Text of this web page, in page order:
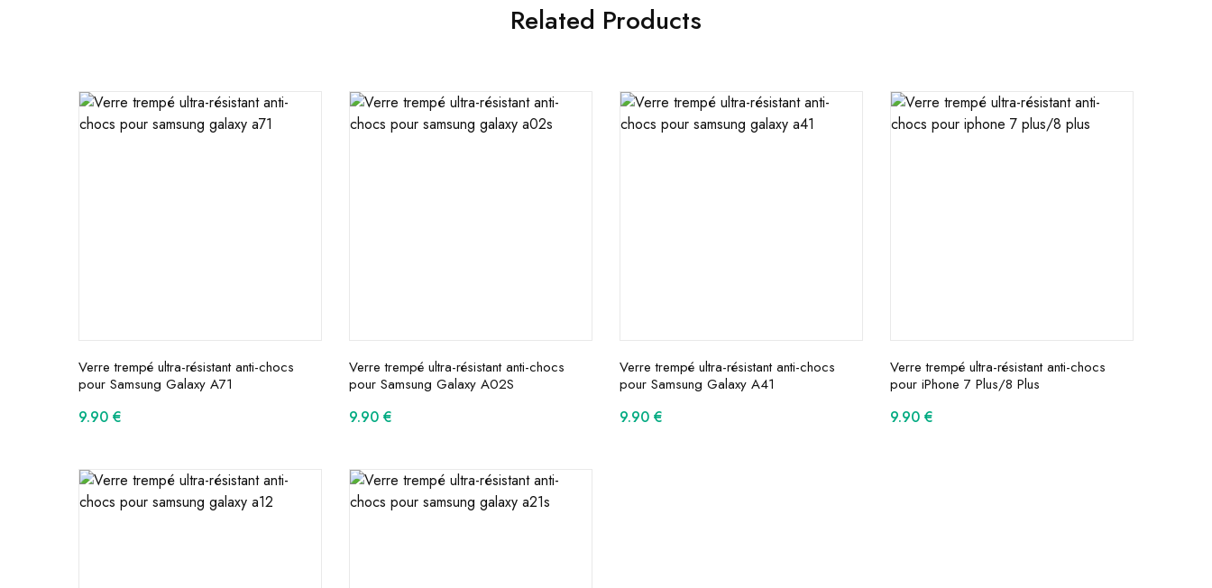
Related Products
Verre trempé ultra-résistant anti-chocs
pour Samsung Galaxy A71
9.90 €
Verre trempé ultra-résistant anti-chocs
pour Samsung Galaxy A02S
9.90 €
Verre trempé ultra-résistant anti-chocs
pour Samsung Galaxy A41
9.90 €
Verre trempé ultra-résistant anti-chocs
pour iPhone 7 Plus/8 Plus
9.90 €